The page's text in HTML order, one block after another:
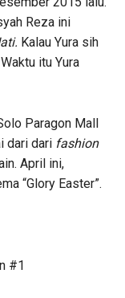
Reza ini
Kalau Yura sih
itu Yura
Paragon Mall
dari dari fashion
April ini,
“Glory Easter”.
#1